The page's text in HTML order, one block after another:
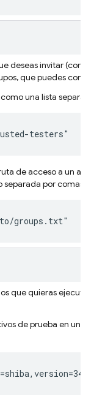
deseas invitar (consulta
, que puedes
una lista separada
testers"
de acceso a un
por comas, de
groups.txt"
que quieras ejecutar
de prueba en una